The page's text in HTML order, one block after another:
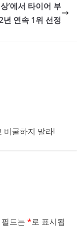
’에서 타이어 부
년 연속 1위 선정
비굴하지 말라!
드는 *로 표시됩